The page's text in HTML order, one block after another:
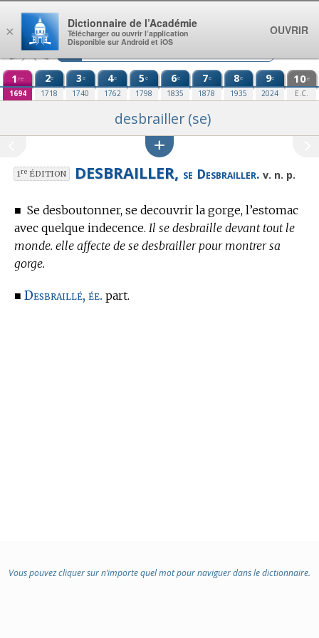
Aller au contenu
1 re
1694
2e
1718
3e
1740
4e
1762
5e
1798
6e
1835
7e
1878
8e
1935
9e
2024
10e
E.C.
desbrailler (se)
1reÉDITION DESBRAILLER, se Desbrailler. v. n. p.
■ Se desboutonner, se decouvrir la gorge, l’estomac
avec quelque indecence. Il se desbraille devant tout le
monde. elle affecte de se desbrailler pour montrer sa
gorge.
■ Desbraillé, ée. part.
Vous pouvez cliquer sur n’importe quel mot pour naviguer dans le dictionnaire.
×
Dictionnaire de l’Académie
Télécharger ou ouvrir l’application
Disponible sur Android et iOS
OUVRIR